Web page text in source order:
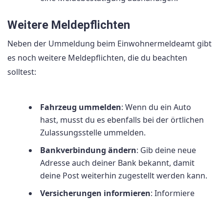
Weitere Meldepflichten
Neben der Ummeldung beim Einwohnermeldeamt gibt
es noch weitere Meldepflichten, die du beachten
solltest:
Fahrzeug ummelden: Wenn du ein Auto
hast, musst du es ebenfalls bei der örtlichen
Zulassungsstelle ummelden.
Bankverbindung ändern: Gib deine neue
Adresse auch deiner Bank bekannt, damit
deine Post weiterhin zugestellt werden kann.
Versicherungen informieren: Informiere